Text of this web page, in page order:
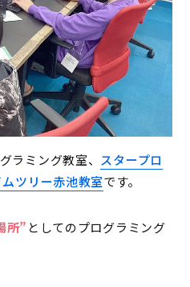
ラミング教室、 スタープロ
ツリー赤池教室です。
所” としてのプログラミング